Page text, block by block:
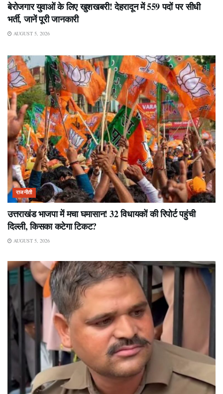
बेरोजगार युवाओं के लिए खुशखबरी! देहरादून में 559 पदों पर सीधी
भर्ती, जानें पूरी जानकारी
AUGUST 5, 2026
राजनीती
उत्तराखंड भाजपा में मचा घमासान! 32 विधायकों की रिपोर्ट पहुंची
दिल्ली, किसका कटेगा टिकट?
AUGUST 5, 2026